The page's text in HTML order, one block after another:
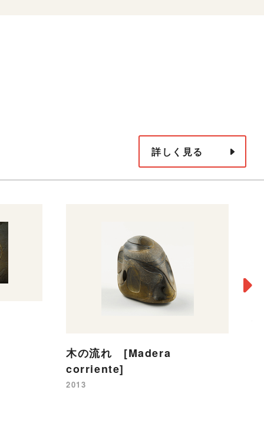
詳しく見る
木の流れ [Madera
corriente]
2013